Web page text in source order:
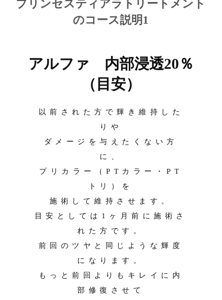
プリンセスティアラトリートメント
のコース説明1
アルファ 内部浸透20％
（目安）
以前された方で輝き維持した
りや
ダメージを与えたくない方
に、
プリカラー（PTカラー・PT
トリ）を
施術して維持させます。
目安としては1ヶ月前に施術さ
れた方です。
前回のツヤと同じような輝度
になります。
もっと前回よりもキレイに内
部修復させて